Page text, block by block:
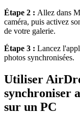
Étape 2 : Allez dans
caméra, puis activez
de votre galerie.
Étape 3 : Lancez
photos synchronisées.
Utiliser
synchroniser
sur un PC